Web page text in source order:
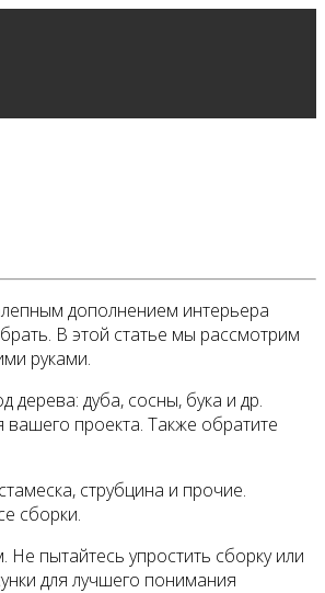
дополнением интерьера
В этой статье мы рассмотрим
руками.
дуба, сосны, бука и др.
проекта. Также обратите
струбцина и прочие.
сборки.
пытайтесь упростить сборку или
для лучшего понимания